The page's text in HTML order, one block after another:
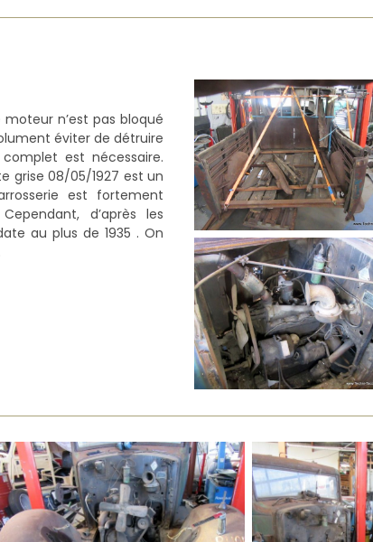
n’est pas bloqué
éviter de détruire
est nécessaire.
grise 08/05/1927 est un
est fortement
d’après les
au plus de 1935 . On